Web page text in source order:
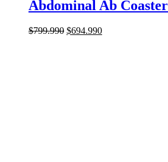
Abdominal Ab
$799.990 El
$694.990El